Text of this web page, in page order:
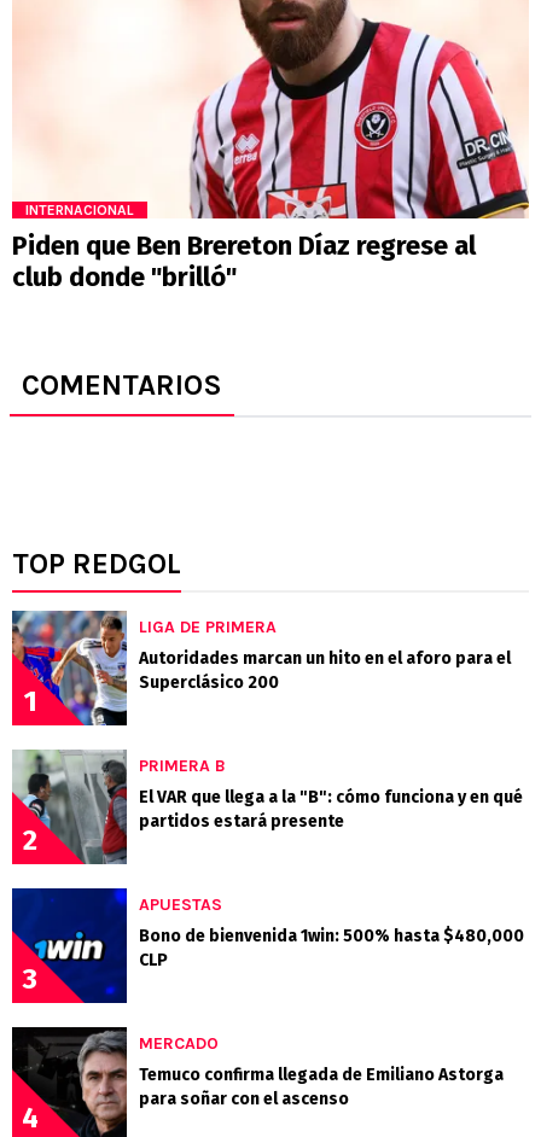
INTERNACIONAL
Piden que Ben Brereton Díaz regrese al
club donde "brilló"
COMENTARIOS
TOP REDGOL
1
LIGA DE PRIMERA
Autoridades marcan un hito en el aforo para el
Superclásico 200
2
PRIMERA B
El VAR que llega a la "B": cómo funciona y en qué
partidos estará presente
3
APUESTAS
Bono de bienvenida 1win: 500% hasta $480,000
CLP
4
MERCADO
Temuco confirma llegada de Emiliano Astorga
para soñar con el ascenso